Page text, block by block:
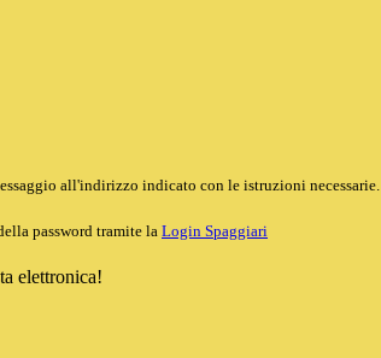
all'indirizzo indicato con le istruzioni necessarie.
password tramite la Login Spaggiari
elettronica!